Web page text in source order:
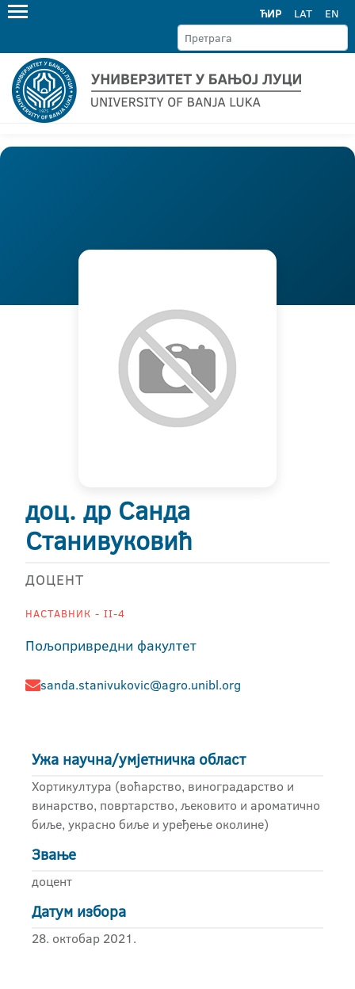
ЋИР LAT EN
доц. др Санда
Станивуковић
ДОЦЕНТ
НАСТАВНИК - II-4
Пољопривредни факултет
sanda.stanivukovic@agro.unibl.org
Ужа научна/умјетничка област
Хортикултура (воћарство, виноградарство и
винарство, повртарство, љековито и ароматично
биље, украсно биље и уређење околине)
Звање
доцент
Датум избора
28. октобар 2021.